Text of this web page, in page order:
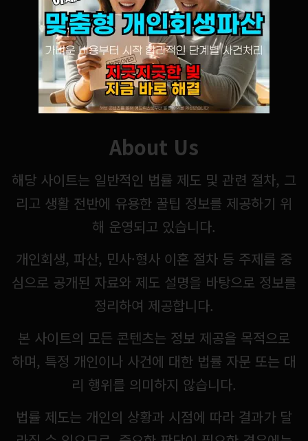
About Us
해당 사이트는 일반적인 법률 제도 및 관련 절차, 그
리고 생활 전반에 유용한 꿀팁 정보를 제공하기 위
해 운영되고 있습니다.
개인회생, 파산, 민사·형사 이혼 절차 등 주제를 중
심으로 공개된 자료와 제도 설명을 바탕으로 정보를
정리하여 제공합니다.
본 사이트의 모든 콘텐츠는 정보 제공을 목적으로
하며, 특정 개인이나 사건에 대한 법률 자문 또는 대
리 행위를 의미하지 않습니다.
법률 제도는 개인의 상황과 시점에 따라 결과가 달